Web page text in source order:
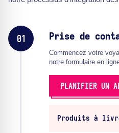
01 Prise de
Commencez votre
notre formulaire en
PLANIFIER UN
Produits à